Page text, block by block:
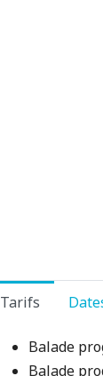
Tarifs
Balade
Balade